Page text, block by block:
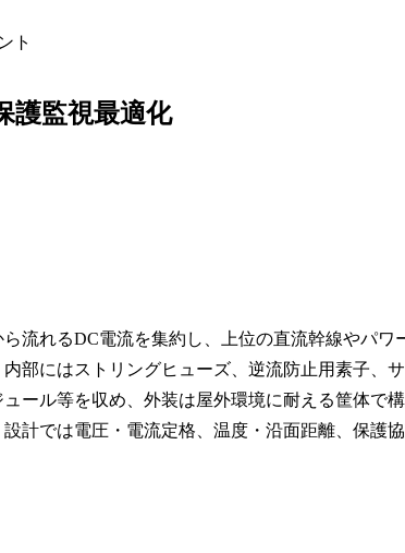
ト
護監視最適化
流れるDC電流を集約し、上位の直流幹線やパワ
部にはストリングヒューズ、逆流防止用素子、
ール等を収め、外装は屋外環境に耐える筐体で
計では電圧・電流定格、温度・沿面距離、保護